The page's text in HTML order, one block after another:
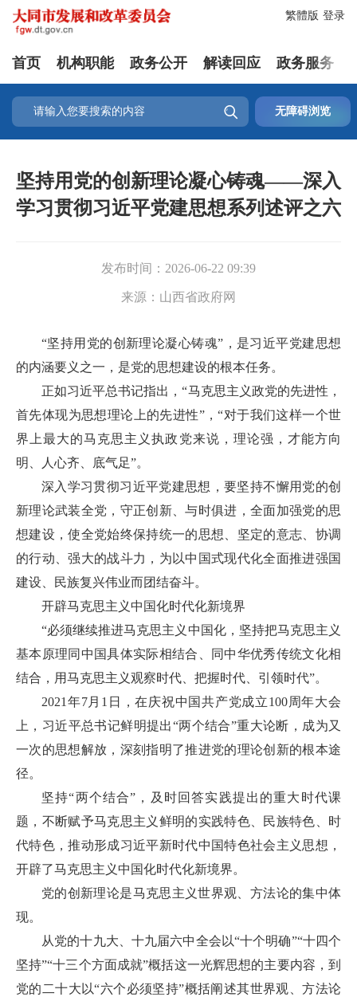
登录
繁體版
首页 机构职能 政务公开 解读回应 政务服务
 无障碍浏览
坚持用党的创新理论凝心铸魂——深入
学习贯彻习近平党建思想系列述评之六
发布时间： 2026-06-22 09:39
来源： 山西省政府网
“坚持用党的创新理论凝心铸魂”，是习近平党建思想
的内涵要义之一，是党的思想建设的根本任务。
正如习近平总书记指出，“马克思主义政党的先进性，
首先体现为思想理论上的先进性”，“对于我们这样一个世
界上最大的马克思主义执政党来说，理论强，才能方向
明、人心齐、底气足”。
深入学习贯彻习近平党建思想，要坚持不懈用党的创
新理论武装全党，守正创新、与时俱进，全面加强党的思
想建设，使全党始终保持统一的思想、坚定的意志、协调
的行动、强大的战斗力，为以中国式现代化全面推进强国
建设、民族复兴伟业而团结奋斗。
开辟马克思主义中国化时代化新境界
“必须继续推进马克思主义中国化，坚持把马克思主义
基本原理同中国具体实际相结合、同中华优秀传统文化相
结合，用马克思主义观察时代、把握时代、引领时代”。
2021年7月1日，在庆祝中国共产党成立100周年大会
上，习近平总书记鲜明提出“两个结合”重大论断，成为又
一次的思想解放，深刻指明了推进党的理论创新的根本途
径。
坚持“两个结合”，及时回答实践提出的重大时代课
题，不断赋予马克思主义鲜明的实践特色、民族特色、时
代特色，推动形成习近平新时代中国特色社会主义思想，
开辟了马克思主义中国化时代化新境界。
党的创新理论是马克思主义世界观、方法论的集中体
现。
从党的十九大、十九届六中全会以“十个明确”“十四个
坚持”“十三个方面成就”概括这一光辉思想的主要内容，到
党的二十大以“六个必须坚持”概括阐述其世界观、方法论